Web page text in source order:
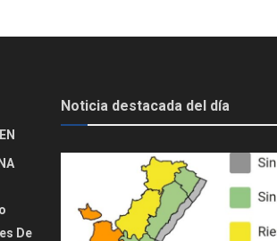
De
Noticia destacada del día